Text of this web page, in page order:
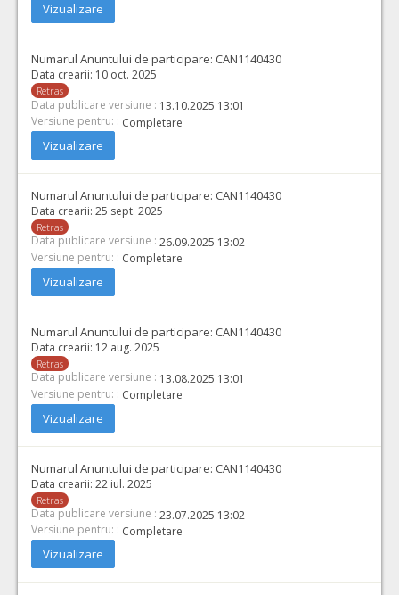
Vizualizare
Numarul Anuntului de participare: CAN1140430
Data crearii: 10 oct. 2025
Retras
Data publicare versiune : 13.10.2025 13:01
Versiune pentru: : Completare
Vizualizare
Numarul Anuntului de participare: CAN1140430
Data crearii: 25 sept. 2025
Retras
Data publicare versiune : 26.09.2025 13:02
Versiune pentru: : Completare
Vizualizare
Numarul Anuntului de participare: CAN1140430
Data crearii: 12 aug. 2025
Retras
Data publicare versiune : 13.08.2025 13:01
Versiune pentru: : Completare
Vizualizare
Numarul Anuntului de participare: CAN1140430
Data crearii: 22 iul. 2025
Retras
Data publicare versiune : 23.07.2025 13:02
Versiune pentru: : Completare
Vizualizare